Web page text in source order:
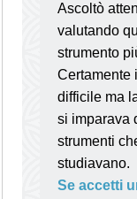
Ascoltò
valutando
strumento
Certamente
difficile ma
si imparava
strumenti
studiavano.
Se accetti